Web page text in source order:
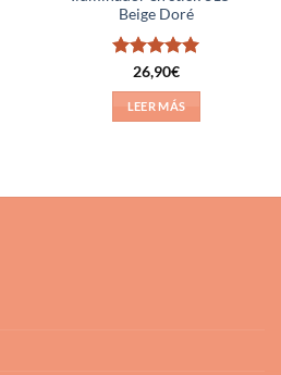
Beige Doré
Valorado
con5de 5
26,90€
LEER MÁS